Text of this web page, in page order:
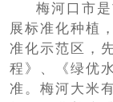
梅河口市
展标准化种植
准化示范区，
程》、《绿优
准。梅河大米